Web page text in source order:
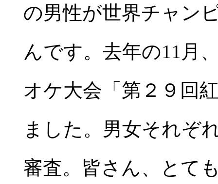
の男性が世界チャン
んです。去年の11月
オケ大会「第２９回
ました。男女それぞ
審査。皆さん、とて